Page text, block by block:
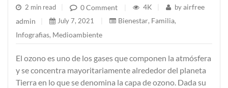
2 min read 0 Comment 4K byairfree
admin
July 7, 2021 Bienestar, Familia,
Infografias, Medioambiente
El ozono es uno de los gases que componen la atmósfera
y se concentra mayoritariamente alrededor del planeta
Tierra en lo que se denomina la capa de ozono. Dada su